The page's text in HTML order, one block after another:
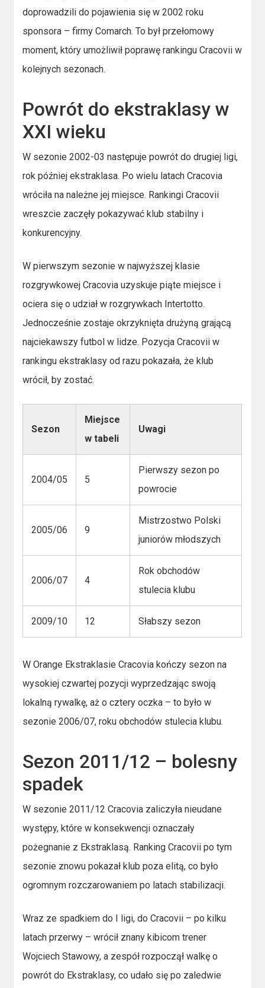
doprowadzili do pojawienia się w 2002 roku
sponsora – firmy Comarch. To był przełomowy
moment, który umożliwił poprawę rankingu Cracovii w
kolejnych sezonach.
Powrót do ekstraklasy w
XXI wieku
W sezonie 2002-03 następuje powrót do drugiej ligi,
rok później ekstraklasa. Po wielu latach Cracovia
wróciła na należne jej miejsce. Rankingi Cracovii
wreszcie zaczęły pokazywać klub stabilny i
konkurencyjny.
W pierwszym sezonie w najwyższej klasie
rozgrywkowej Cracovia uzyskuje piąte miejsce i
ociera się o udział w rozgrywkach Intertotto.
Jednocześnie zostaje okrzyknięta drużyną grającą
najciekawszy futbol w lidze. Pozycja Cracovii w
rankingu ekstraklasy od razu pokazała, że klub
wrócił, by zostać.
Sezon
Miejsce
w tabeli
Uwagi
2004/05 5
Pierwszy sezon po
powrocie
2005/06 9
Mistrzostwo Polski
juniorów młodszych
2006/07 4
Rok obchodów
stulecia klubu
2009/10 12 Słabszy sezon
W Orange Ekstraklasie Cracovia kończy sezon na
wysokiej czwartej pozycji wyprzedzając swoją
lokalną rywalkę, aż o cztery oczka – to było w
sezonie 2006/07, roku obchodów stulecia klubu.
Sezon 2011/12 – bolesny
spadek
W sezonie 2011/12 Cracovia zaliczyła nieudane
występy, które w konsekwencji oznaczały
pożegnanie z Ekstraklasą. Ranking Cracovii po tym
sezonie znowu pokazał klub poza elitą, co było
ogromnym rozczarowaniem po latach stabilizacji.
Wraz ze spadkiem do I ligi, do Cracovii – po kilku
latach przerwy – wrócił znany kibicom trener
Wojciech Stawowy, a zespół rozpoczął walkę o
powrót do Ekstraklasy, co udało się po zaledwie